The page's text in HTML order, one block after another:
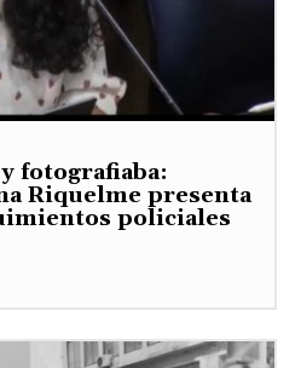
fotografiaba:
Riquelme presenta
policiales